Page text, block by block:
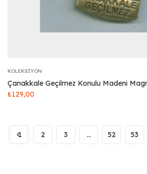
KOLEKSIYON
Çanakkale Geçilmez Konulu Madeni
₺129,00
1 2 3 … 52 53